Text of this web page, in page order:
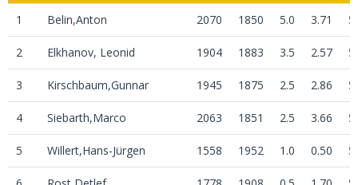
1 Belin,Anton 2070 1850 5.0 3.71 5
2 Elkhanov, Leonid 1904 1883 3.5 2.57 5
3 Kirschbaum,Gunnar 1945 1875 2.5 2.86 5
4 Siebarth,Marco 2063 1851 2.5 3.66 5
5 Willert,Hans-Jürgen 1558 1952 1.0 0.50 5